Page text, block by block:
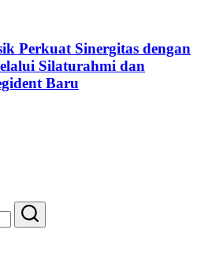
Perkuat Sinergitas dengan
Silaturahmi dan
Baru
Search